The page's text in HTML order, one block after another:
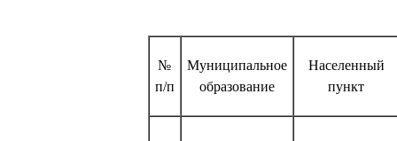
№
п/п
Муниципальное
образование
Населенный
пункт